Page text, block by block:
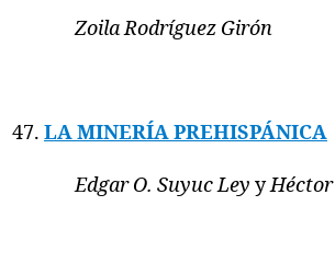
Zoila Rodríguez Girón
LA MINERÍA PREHISPÁNICA
Edgar O. Suyuc Ley y